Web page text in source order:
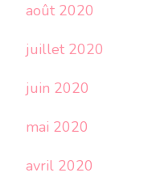
août 2020
juillet 2020
juin 2020
mai 2020
avril 2020